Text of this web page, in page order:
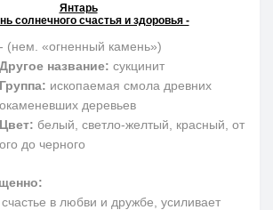
Янтарь
солнечного счастья и здоровья -
- (нем. «огненный камень»)
Другое название: сукцинит
Группа: ископаемая смола древних
окаменевших деревьев
Цвет: белый, светло-желтый, красный, от
до черного
в любви и дружбе, усиливает